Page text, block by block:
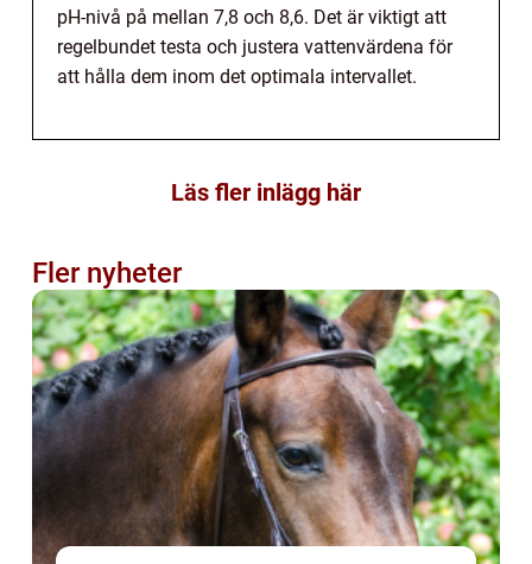
pH-nivå på mellan 7,8 och 8,6. Det är viktigt att
regelbundet testa och justera vattenvärdena för
att hålla dem inom det optimala intervallet.
Läs fler inlägg här
Fler nyheter